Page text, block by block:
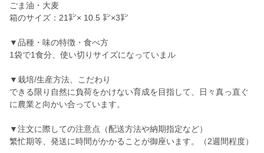
ごま油・大麦
箱のサイズ：21㌢× 10.5 ㌢×3㌢
▼品種・味の特徴・食べ方
1袋で1食分、使い切りサイズになっていまル
▼栽培/生産方法、こだわり
できる限り自然に負荷をかけない育成を目指して、日々真っ直ぐ
に農業と向かい合っています。
▼注文に際しての注意点（配送方法や納期指定など）